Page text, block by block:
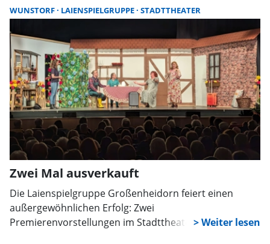
wie schnell der Alltag ins Chaos kippen kann.
WUNSTORF LAIENSPIELGRUPPE STADTTHEATER
Zwei Mal ausverkauft
Die Laienspielgruppe Großenheidorn feiert einen
außergewöhnlichen Erfolg: Zwei
Premierenvorstellungen im Stadttheater waren